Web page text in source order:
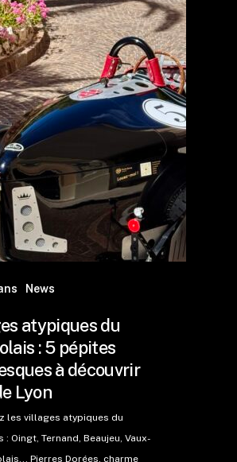
News
atypiques du
: 5 pépites
à découvrir
Lyon
les villages atypiques du
: Oingt, Ternand, Beaujeu, Vaux-
Pierres Dorées, charme